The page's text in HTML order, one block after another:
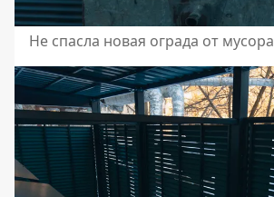
Не спасла новая ограда от мусора